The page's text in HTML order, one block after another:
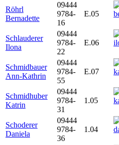
Röhrl
Bernadette
09444
9784-
16
E.05
Schlauderer
Ilona
09444
9784-
22
E.06
Schmidbauer
Ann-Kathrin
09444
9784-
55
E.07
Schmidhuber
Katrin
09444
9784-
31
1.05
Schoderer
Daniela
09444
9784-
36
1.04